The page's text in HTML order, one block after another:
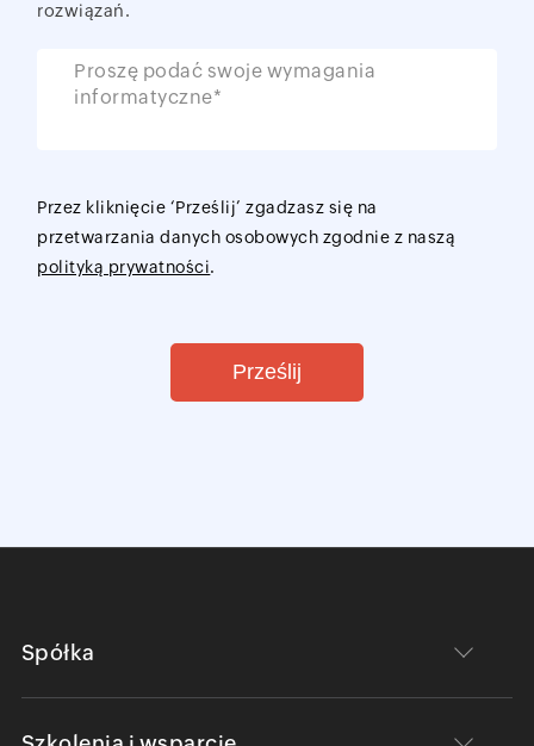
rozwiązań.
Proszę podać swoje wymagania
informatyczne*
Przez kliknięcie ‘Prześlij’ zgadzasz się na
przetwarzania danych osobowych zgodnie z naszą
polityką prywatności.
Prześlij
Spółka